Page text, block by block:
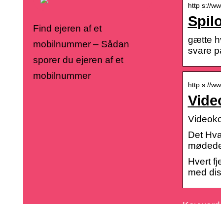
http s://
gætte
svare
http s://
Det
Hvert
med
Find ejeren af et
mobilnummer – Sådan
sporer du ejeren af et
mobilnummer